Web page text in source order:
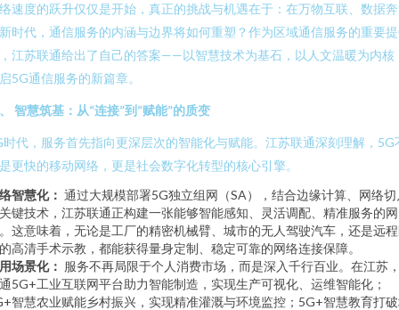
速度的跃升仅仅是开始，真正的挑战与机遇在于：在万物互联、数据
时代，通信服务的内涵与边界将如何重塑？作为区域通信服务的重要
江苏联通给出了自己的答案——以智慧技术为基石，以人文温暖为内核
5G通信服务的新篇章。
智慧筑基：从“连接”到“赋能”的质变
时代，服务首先指向更深层次的智能化与赋能。江苏联通深刻理解，5G
更快的移动网络，更是社会数字化转型的核心引擎。
智慧化： 通过大规模部署5G独立组网（SA），结合边缘计算、网络切
键技术，江苏联通正构建一张能够智能感知、灵活调配、精准服务的网
这意味着，无论是工厂的精密机械臂、城市的无人驾驶汽车，还是远
高清手术示教，都能获得量身定制、稳定可靠的网络连接保障。
场景化： 服务不再局限于个人消费市场，而是深入千行百业。在江苏
5G+工业互联网平台助力智能制造，实现生产可视化、运维智能化；
智慧农业赋能乡村振兴，实现精准灌溉与环境监控；5G+智慧教育打